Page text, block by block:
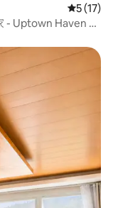
レビュー
5 (17)
- Uptown Haven by